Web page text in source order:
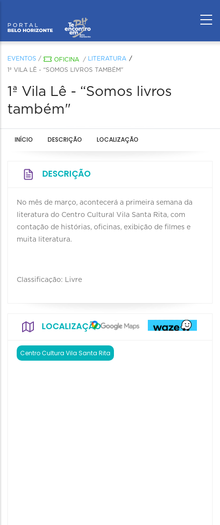
EVENTOS / OFICINA /
LITERATURA
1ª VILA LÊ - “SOMOS LIVROS TAMBÉM"
1ª Vila Lê - “Somos livros
também"
INÍCIO DESCRIÇÃO LOCALIZAÇÃO
DESCRIÇÃO
No mês de março, acontecerá a primeira semana da
literatura do Centro Cultural Vila Santa Rita, com
contação de histórias, oficinas, exibição de filmes e
muita literatura.
Classificação: Livre
LOCALIZAÇÃO
Centro Cultura Vila Santa Rita